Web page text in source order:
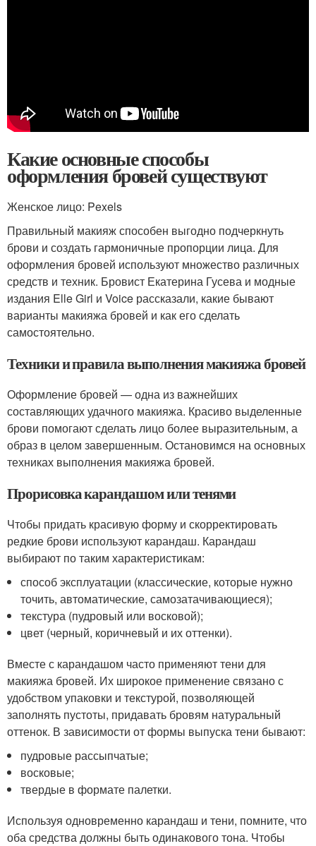
Какие основные способы
оформления бровей существуют
Женское лицо: Pexels
Правильный макияж способен выгодно подчеркнуть
брови и создать гармоничные пропорции лица. Для
оформления бровей используют множество различных
средств и техник. Бровист Екатерина Гусева и модные
издания Elle Girl и Voice рассказали, какие бывают
варианты макияжа бровей и как его сделать
самостоятельно.
Техники и правила выполнения макияжа бровей
Оформление бровей — одна из важнейших
составляющих удачного макияжа. Красиво выделенные
брови помогают сделать лицо более выразительным, а
образ в целом завершенным. Остановимся на основных
техниках выполнения макияжа бровей.
Прорисовка карандашом или тенями
Чтобы придать красивую форму и скорректировать
редкие брови используют карандаш. Карандаш
выбирают по таким характеристикам:
способ эксплуатации (классические, которые нужно
точить, автоматические, самозатачивающиеся);
текстура (пудровый или восковой);
цвет (черный, коричневый и их оттенки).
Вместе с карандашом часто применяют тени для
макияжа бровей. Их широкое применение связано с
удобством упаковки и текстурой, позволяющей
заполнять пустоты, придавать бровям натуральный
оттенок. В зависимости от формы выпуска тени бывают:
пудровые рассыпчатые;
восковые;
твердые в формате палетки.
Используя одновременно карандаш и тени, помните, что
оба средства должны быть одинакового тона. Чтобы